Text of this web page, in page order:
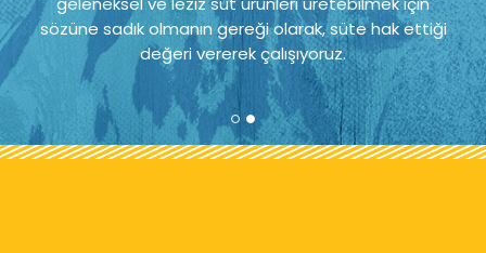
sözüne sadık olmanın gereği olarak, süte hak ettiği
değeri vererek çalışıyoruz.